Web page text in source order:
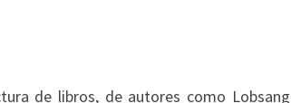
de libros, de autores como Lobsang